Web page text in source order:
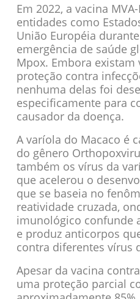
Em 2022, a vacina
entidades como
União Européia
emergência de saúde
Mpox. Embora
proteção contra
nenhuma delas foi
especificamente para
causador da doença.
A varíola do Macaco é
do gênero
também os vírus da
que acelerou o
que se baseia no
reatividade cruzada,
imunológico confunde
e produz anticorpos
contra diferentes vírus
Apesar da vacina
uma proteção parcial